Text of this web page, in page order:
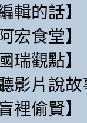
輯的話】
宏食堂】
瑞觀點】
聽影片說
裡偷賢】